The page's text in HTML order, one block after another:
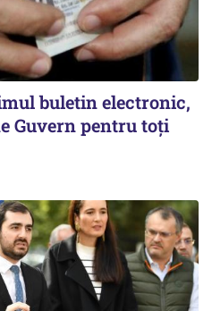
buletin electronic,
Guvern pentru toți